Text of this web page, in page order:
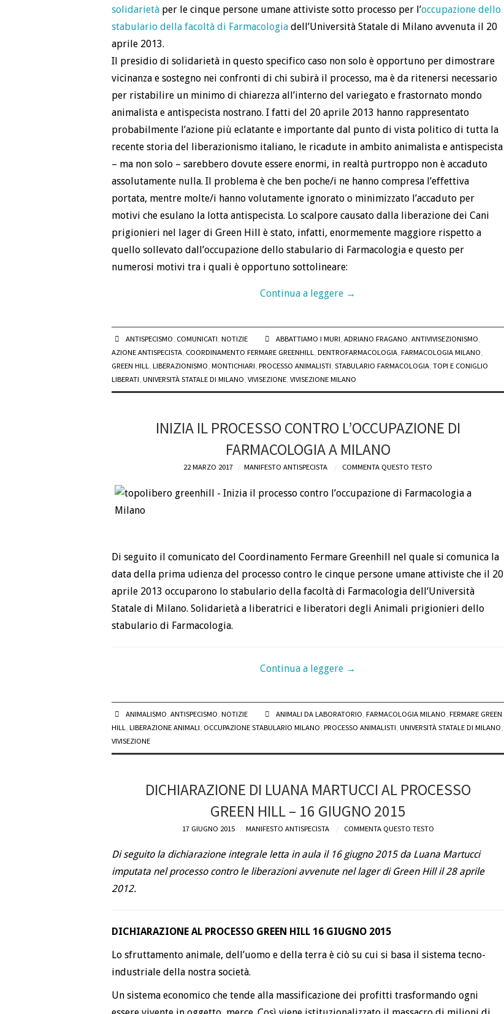
solidarietà per le cinque persone umane attiviste sotto processo per l’occupazione dello
stabulario della facoltà di Farmacologia dell’Università Statale di Milano avvenuta il 20
aprile 2013.
Il presidio di solidarietà in questo specifico caso non solo è opportuno per dimostrare
vicinanza e sostegno nei confronti di chi subirà il processo, ma è da ritenersi necessario
per ristabilire un minimo di chiarezza all’interno del variegato e frastornato mondo
animalista e antispecista nostrano. I fatti del 20 aprile 2013 hanno rappresentato
probabilmente l’azione più eclatante e importante dal punto di vista politico di tutta la
recente storia del liberazionismo italiano, le ricadute in ambito animalista e antispecista
– ma non solo – sarebbero dovute essere enormi, in realtà purtroppo non è accaduto
assolutamente nulla. Il problema è che ben poche/i ne hanno compresa l’effettiva
portata, mentre molte/i hanno volutamente ignorato o minimizzato l’accaduto per
motivi che esulano la lotta antispecista. Lo scalpore causato dalla liberazione dei Cani
prigionieri nel lager di Green Hill è stato, infatti, enormemente maggiore rispetto a
quello sollevato dall’occupazione dello stabulario di Farmacologia e questo per
numerosi motivi tra i quali è opportuno sottolineare:
Continua a leggere →
ANTISPECISMO, COMUNICATI,NOTIZIE ABBATTIAMO I MURI,ADRIANO FRAGANO,ANTIVIVISEZIONISMO,
AZIONE ANTISPECISTA, COORDINAMENTO FERMARE GREENHILL, DENTROFARMACOLOGIA, FARMACOLOGIA MILANO,
GREEN HILL, LIBERAZIONISMO, MONTICHIARI, PROCESSO ANIMALISTI, STABULARIO FARMACOLOGIA, TOPI E CONIGLIO
LIBERATI, UNIVERSITÀ STATALE DI MILANO, VIVISEZIONE, VIVISEZIONE MILANO
INIZIA IL PROCESSO CONTRO L’OCCUPAZIONE DI
FARMACOLOGIA A MILANO
22 MARZO 2017 MANIFESTO ANTISPECISTA COMMENTA QUESTO TESTO
Di seguito il comunicato del Coordinamento Fermare Greenhill nel quale si comunica la
data della prima udienza del processo contro le cinque persone umane attiviste che il 20
aprile 2013 occuparono lo stabulario della facoltà di Farmacologia dell’Università
Statale di Milano. Solidarietà a liberatrici e liberatori degli Animali prigionieri dello
stabulario di Farmacologia.
Continua a leggere →
ANIMALISMO ,ANTISPECISMO ,NOTIZIE ANIMALI DA LABORATORIO ,FARMACOLOGIA MILANO ,FERMARE GREEN
HILL
LIBERAZIONE ANIMALI OCCUPAZIONE STABULARIO MILANO PROCESSO ANIMALISTI UNIVERSITÀ STATALE DI MILANO
VIVISEZIONE
DICHIARAZIONE DI LUANA MARTUCCI AL PROCESSO
GREEN HILL – 16 GIUGNO 2015
17 GIUGNO 2015 MANIFESTO ANTISPECISTA COMMENTA QUESTO TESTO
Di seguito la dichiarazione integrale letta in aula il 16 giugno 2015 da Luana Martucci
imputata nel processo contro le liberazioni avvenute nel lager di Green Hill il 28 aprile
2012.
DICHIARAZIONE AL PROCESSO GREEN HILL 16 GIUGNO 2015
Lo sfruttamento animale, dell’uomo e della terra è ciò su cui si basa il sistema tecno-
industriale della nostra società.
Un sistema economico che tende alla massificazione dei profitti trasformando ogni